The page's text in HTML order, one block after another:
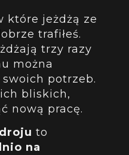
które jeżdżą ze
trafiłeś.
trzy razy
można
potrzeb.
bliskich,
nową pracę.
to
na